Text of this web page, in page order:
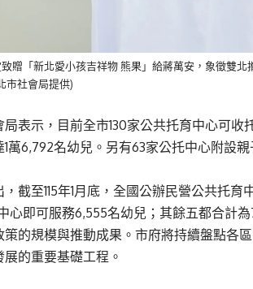
贈「新北愛小孩吉祥物 熊果」給蔣萬安，象徵雙
市社會局提供)
局表示，目前全市130家公共托育中心可
1萬6,792名幼兒。另有63家公托中心附設
截至115年1月底，全國公辦民營公共托
心即可服務6,555名幼兒；其餘五都合計
策的規模與推動成果。市府將持續盤點各
的重要基礎工程。